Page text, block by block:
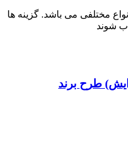
مختلفی می باشد. گزینه ها
شوند